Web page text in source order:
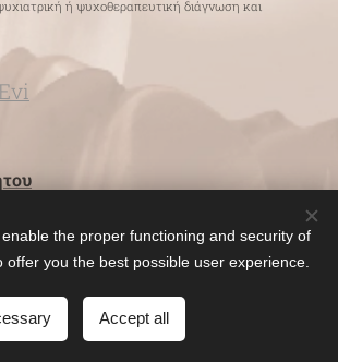
ή ψυχοθεραπευτική διάγνωση και
ZOUROUDI Cookies
Γλώσσες
Ελληνικά
the proper functioning and security of
offer you the best possible user experience.
Accept all